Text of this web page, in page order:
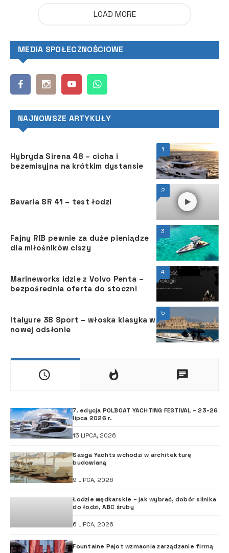
LOAD MORE
MEDIA SPOŁECZNOŚCIOWE
NAJNOWSZE ARTYKUŁY
1
Hybryda Sirena 48 – cicha i
bezemisyjna na krótkim dystansie
2
Bavaria SR 41 – test łodzi
3
Fajny RIB pewnie za duże pieniądze
dla miłośników ciszy
4
Marineworks idzie z Volvo Penta –
bezpośrednia oferta do stoczni
5
Italyure 38 Sport – włoska klasyka w
nowej odsłonie
7. edycja POLBOAT YACHTING FESTIVAL – 23-26
lipca 2026 r.
15 LIPCA, 2026
Sasga Yachts wchodzi w architekturę
budowlaną
9 LIPCA, 2026
Łodzie wędkarskie – jak wybrać, dobór silnika
do łodzi, ABC śruby
6 LIPCA, 2026
Fountaine Pajot wzmacnia zarządzanie firmą